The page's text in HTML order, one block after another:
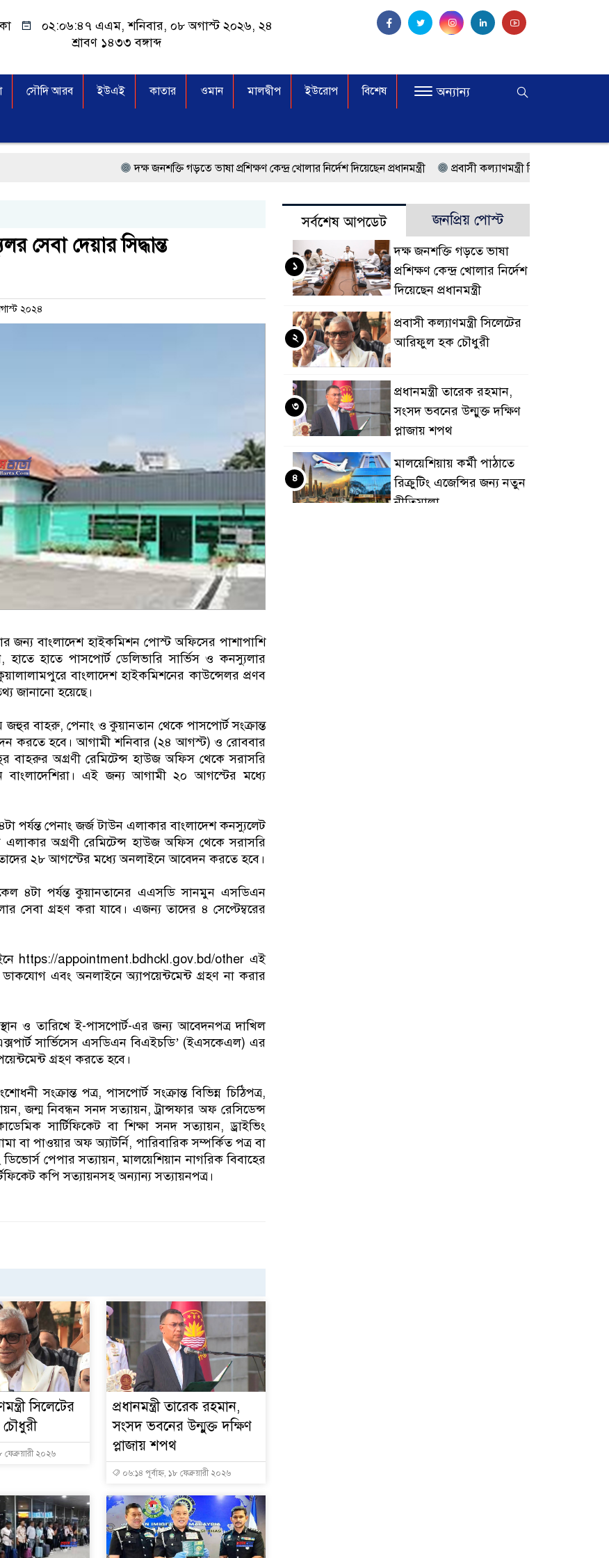
০২:০৬:৪৮ এএম, শনিবার, ০৮ অগাস্ট ২০২৬, ২৪
শ্রাবণ ১৪৩৩ বঙ্গাব্দ
সৌদি আরব ইউএই কাতার ওমান মালদ্বীপ ইউরোপ বিশেষ অন্যান্য
দক্ষ জনশক্তি গড়তে ভাষা প্রশিক্ষণ কেন্দ্র খোলার নির্দেশ দিয়েছেন প্রধানমন্ত্রী প্রবাসী কল্যাণমন্ত্রী সিলেটের আরিফুল হক চৌধুরী
মালয়েশিয়া বিমানবন্দরে ভুয়া ভিসায় আটকের তালিকার শীর্ষে বাংলাদেশিরা মালয়েশিয়ায় নথি জালিয়াতির অভিযোগে ৫
কুয়ালালামপুরে বিশেষ অভিযানে বাংলাদেশিসহ ৭৭০ অভিবাসী আটক ফেব্রুয়ারিতে নির্বাচন হবে বলে মনে হচ্ছে না,
আগামী নির্বাচনে প্রবাসীদের ভোটাধিকার নিশ্চিতে কাজ করছে সরকার মালয়েশিয়ায় ড. মুহাম্মদ ইউনূসকে লাল গালিচা সংবর্ধনা
সেবা দেয়ার সিদ্ধান্ত
২০২৪
জন্য বাংলাদেশ হাইকমিশন পোস্ট অফিসের পাশাপাশি
হাতে পাসপোর্ট ডেলিভারি সার্ভিস ও কনস্যুলার
বাংলাদেশ হাইকমিশনের কাউন্সেলর প্রণব
জানানো হয়েছে।
জহুর বাহরু, পেনাং ও কুয়ানতান থেকে পাসপোর্ট সংক্রান্ত
করতে হবে। আগামী শনিবার (২৪ আগস্ট) ও রোববার
বাহরুর অগ্রণী রেমিটেন্স হাউজ অফিস থেকে সরাসরি
এই জন্য আগামী ২০ আগস্টের মধ্যে
পেনাং জর্জ টাউন এলাকার বাংলাদেশ কনস্যুলেট
অগ্রণী রেমিটেন্স হাউজ অফিস থেকে সরাসরি
২৮ আগস্টের মধ্যে অনলাইনে আবেদন করতে হবে।
৪টা পর্যন্ত কুয়ানতানের এএসডি সানমুন এসডিএন
সেবা গ্রহণ করা যাবে। এজন্য তাদের ৪ সেপ্টেম্বরের
https://appointment.bdhckl.gov.bd/other এই
এবং অনলাইনে অ্যাপয়েন্টমেন্ট গ্রহণ না করার
ও তারিখে ই-পাসপোর্ট-এর জন্য আবেদনপত্র দাখিল
সার্ভিসেস এসডিএন বিএইচডি’ (ইএসকেএল) এর
গ্রহণ করতে হবে।
সংক্রান্ত পত্র, পাসপোর্ট সংক্রান্ত বিভিন্ন চিঠিপত্র,
জন্ম নিবন্ধন সনদ সত্যায়ন, ট্রান্সফার অফ রেসিডেন্স
সার্টিফিকেট বা শিক্ষা সনদ সত্যায়ন, ড্রাইভিং
বা পাওয়ার অফ অ্যাটর্নি, পারিবারিক সম্পর্কিত পত্র বা
পেপার সত্যায়ন, মালয়েশিয়ান নাগরিক বিবাহের
কপি সত্যায়নসহ অন্যান্য সত্যায়নপত্র।
সিলেটের
ফেব্রুয়ারী ২০২৬
প্রধানমন্ত্রী তারেক রহমান,
সংসদ ভবনের উন্মুক্ত দক্ষিণ
প্লাজায় শপথ
০৬:১৪ পূর্বাহ্ন, ১৮ ফেব্রুয়ারী ২০২৬
সর্বশেষ আপডেট জনপ্রিয় পোস্ট
দক্ষ জনশক্তি গড়তে ভাষা
প্রশিক্ষণ কেন্দ্র খোলার নির্দেশ
দিয়েছেন প্রধানমন্ত্রী
১
প্রবাসী কল্যাণমন্ত্রী সিলেটের
আরিফুল হক চৌধুরী
২
প্রধানমন্ত্রী তারেক রহমান,
সংসদ ভবনের উন্মুক্ত দক্ষিণ
প্লাজায় শপথ
৩
মালয়েশিয়ায় কর্মী পাঠাতে
রিক্রুটিং এজেন্সির জন্য নতুন
নীতিমালা
৪